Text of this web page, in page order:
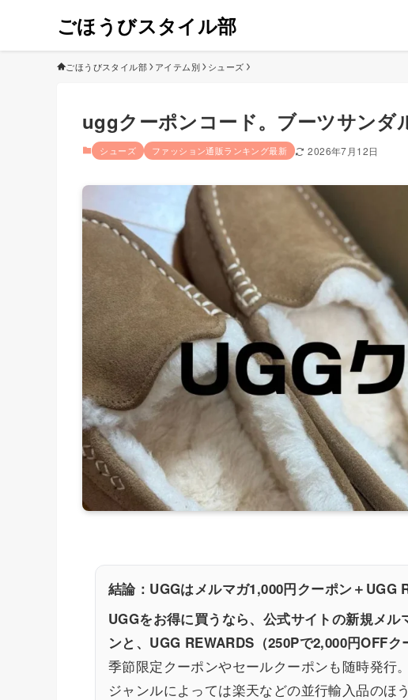
ごほうびスタイル部
ごほうびスタイル部 アイテム別 シューズ
uggクーポンコード。ブーツサンダ
シューズ ファッション通販ランキング最新 2026年7月12日
結論：UGGはメルマガ1,000円クーポン＋UGG
UGGをお得に買うなら、公式サイトの新規メ
ンと、UGG REWARDS（250Pで2,000円OFF
季節限定クーポンやセールクーポンも随時発行。
ジャンルによっては楽天などの並行輸入品のほ